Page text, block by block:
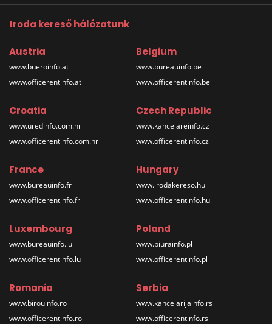
Iroda kereső hálózatunk
Austria
www.bueroinfo.at
www.officerentinfo.at
Belgium
www.bureauinfo.be
www.officerentinfo.be
Croatia
www.uredinfo.com.hr
www.officerentinfo.com.hr
Czech Republic
www.kancelareinfo.cz
www.officerentinfo.cz
France
www.bureauinfo.fr
www.officerentinfo.fr
Hungary
www.irodakereso.hu
www.officerentinfo.hu
Luxembourg
www.bureauinfo.lu
www.officerentinfo.lu
Poland
www.biurainfo.pl
www.officerentinfo.pl
Romania
www.birouinfo.ro
www.officerentinfo.ro
Serbia
www.kancelarijainfo.rs
www.officerentinfo.rs